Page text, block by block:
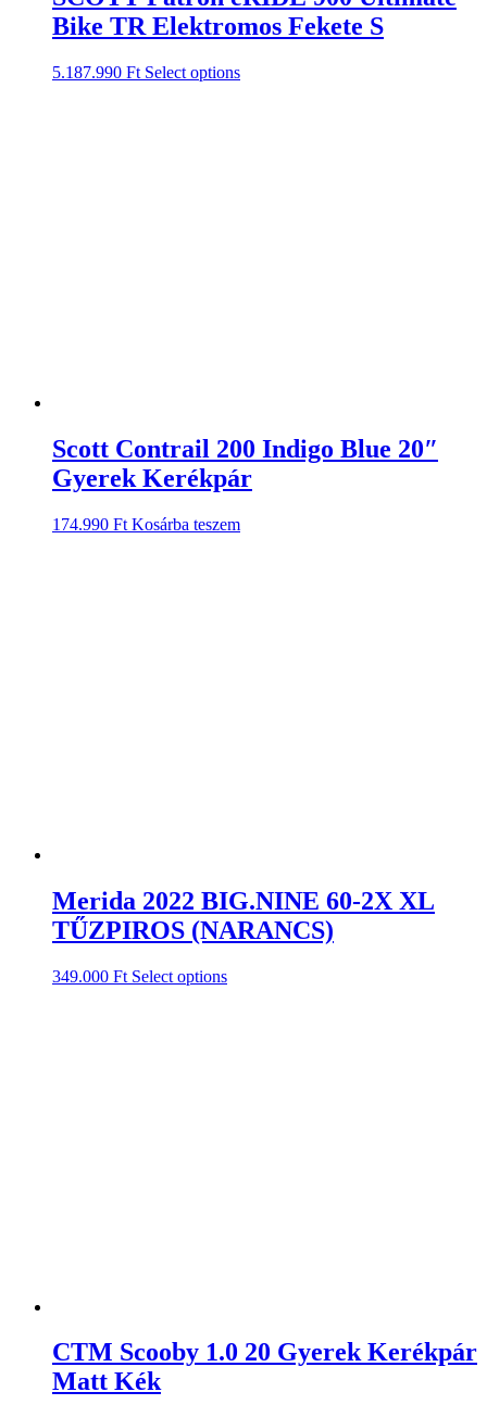
Bike TR Elektromos Fekete S
5.187.990 Ft Select options
Scott Contrail 200 Indigo Blue 20″
Gyerek Kerékpár
174.990 Ft Kosárba teszem
Merida 2022 BIG.NINE 60-2X XL
TŰZPIROS (NARANCS)
349.000 Ft Select options
CTM Scooby 1.0 20 Gyerek Kerékpár
Matt Kék